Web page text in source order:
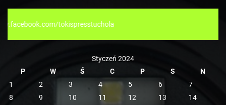
i
e
Styczeń 2024
P
W Ś C P S
N
1
2 3 4 5 6
7
8
9 10 11 12 13
14